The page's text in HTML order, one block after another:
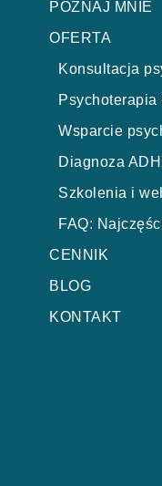
POZNAJ MNIE
OFERTA
Konsultacja
Wsparcie
Diagnoza
Szkolenia i
FAQ:
CENNIK
BLOG
KONTAKT